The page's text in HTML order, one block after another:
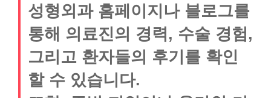
성형외과 홈페이지나 블로그를
통해 의료진의 경력, 수술 경험,
그리고 환자들의 후기를 확인
할 수 있습니다.